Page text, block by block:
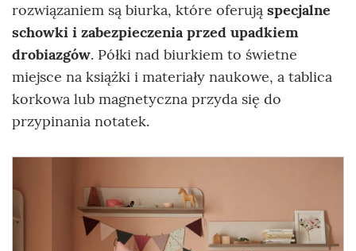
rozwiązaniem są biurka, które oferują specjalne
schowki i zabezpieczenia przed upadkiem
drobiazgów. Półki nad biurkiem to świetne
miejsce na książki i materiały naukowe, a tablica
korkowa lub magnetyczna przyda się do
przypinania notatek.